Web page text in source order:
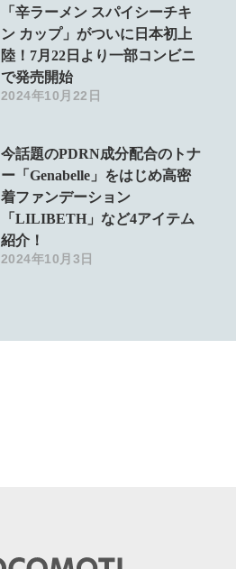
「辛ラーメン スパイシーチキ
ン カップ」がついに日本初上
陸！7月22日より一部コンビニ
で発売開始
2024年10月22日
今話題のPDRN成分配合のトナ
ー「Genabelle」をはじめ高密
着ファンデーション
「LILIBETH」など4アイテム
紹介！
2024年10月3日